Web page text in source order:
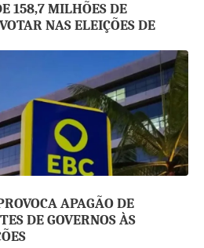
158,7 MILHÕES DE
NAS ELEIÇÕES DE
APAGÃO DE
DE GOVERNOS ÀS